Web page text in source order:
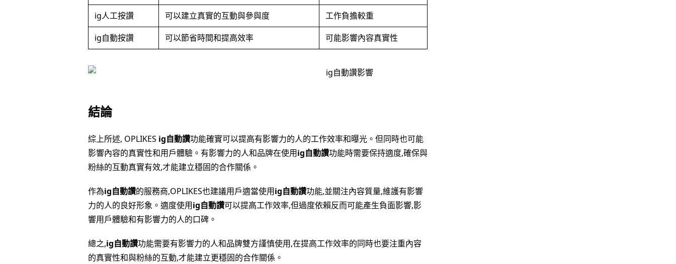
ig人工按讚
可以建立真實的互動與參與度
工作負擔較重
ig自動按讚
可以節省時間和提高效率 可能影響內容真實性
結論
綜上所述, OPLIKES ig自動讚功能確實可以提高有影響力的人的工作效率和曝光。但同時也可能
影響內容的真實性和用戶體驗。有影響力的人和品牌在使用ig自動讚功能時需要保持適度,確保與
粉絲的互動真實有效,才能建立穩固的合作關係。
作為ig自動讚的服務商,OPLIKES也建議用戶適當使用ig自動讚功能,並關注內容質量,維護有影響
力的人的良好形象。適度使用ig自動讚可以提高工作效率,但過度依賴反而可能產生負面影響,影
響用戶體驗和有影響力的人的口碑。
總之,ig自動讚功能需要有影響力的人和品牌雙方謹慎使用,在提高工作效率的同時也要注重內容
的真實性和與粉絲的互動,才能建立更穩固的合作關係。